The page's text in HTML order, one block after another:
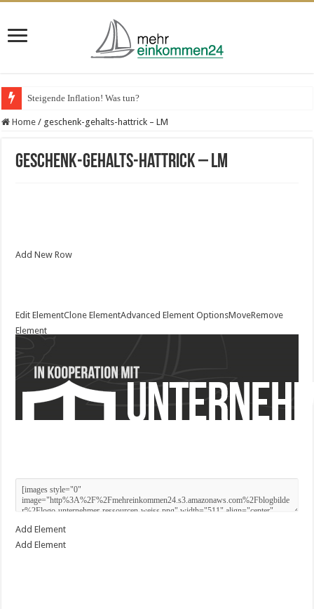
VPS-Hosting für Unternehmen – das spricht dafür
Home / geschenk-gehalts-hattrick – LM
geschenk-gehalts-hattrick – LM
Add New Row
Edit ElementClone ElementAdvanced Element OptionsMoveRemove
Element
Add Element
Add Element